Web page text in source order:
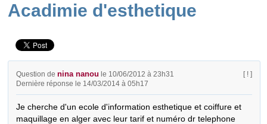
Acadimie d'esthetique
Question denina nanou le 10/06/2012 à 23h31
Dernière réponse le 14/03/2014 à 05h17
[ ! ]
Je cherche d'un ecole d'information esthetique et coiffure et
maquillage en alger avec leur tarif et numéro dr telephone